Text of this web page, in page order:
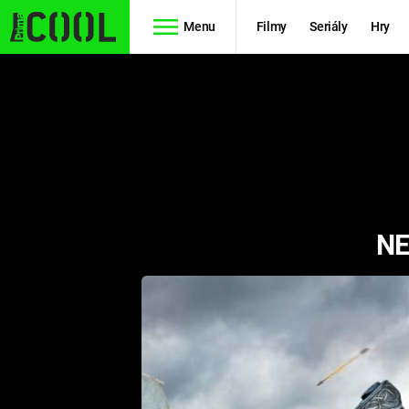
Menu Filmy Seriály Hry
FUTURAMA
ZBĚSILE 10
PREDÁTOR